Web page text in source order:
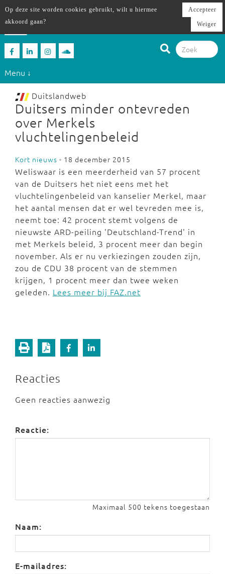
Menu ↓
Duitslandweb
Duitsers minder ontevreden
over Merkels
vluchtelingenbeleid
Kort nieuws - 18 december 2015
Weliswaar is een meerderheid van 57 procent
van de Duitsers het niet eens met het
vluchtelingenbeleid van kanselier Merkel, maar
het aantal mensen dat er wel tevreden mee is,
neemt toe: 42 procent stemt volgens de
nieuwste ARD-peiling 'Deutschland-Trend' in
met Merkels beleid, 3 procent meer dan begin
november. Als er nu verkiezingen zouden zijn,
zou de CDU 38 procent van de stemmen
krijgen, 1 procent meer dan twee weken
geleden. Lees meer bij FAZ.net
Reacties
Geen reacties aanwezig
Reactie:
Maximaal 500 tekens toegestaan
Naam:
E-mailadres:
Op deze site worden cookies gebruikt, wilt u hiermee
akkoord gaan?
Accepteer
Weiger